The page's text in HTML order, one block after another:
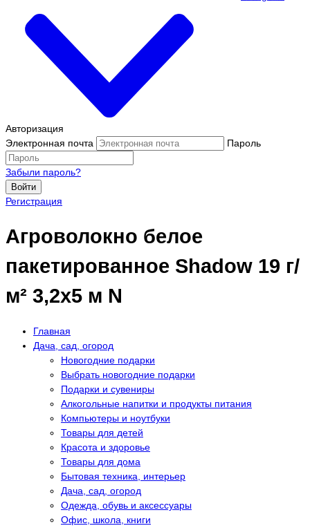
Авторизация
Электронная почта
Пароль
Забыли пароль?
Войти
Регистрация
Агроволокно белое
пакетированное Shadow 19 г/
м² 3,2x5 м N
Главная
Дача, сад, огород
Новогодние подарки
Выбрать новогодние подарки
Подарки и сувениры
Алкогольные напитки и продукты питания
Компьютеры и ноутбуки
Товары для детей
Красота и здоровье
Товары для дома
Бытовая техника, интерьер
Дача, сад, огород
Одежда, обувь и аксессуары
Офис, школа, книги